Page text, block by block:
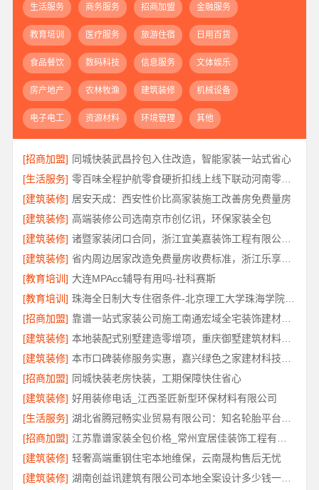
生活服务 商务服务 招商加盟 金融服务
教育培训 医疗服务 旅游住宿 日用百货
食品餐饮 数码科技 信息服务 文体娱乐
房产地产 农林牧渔 建筑装修 机械设备
电子电工 资源材料 环境管理 其他
[招商加盟] 同城快装武昌拎包入住改造，智能家装一站式省心
[生活服务]
零百味全程护航零食硬折扣线上线下联动河南零百味供应链有限公司
[建筑装修] 居安天成：西安性价比高家装施工改善房免费量房
[建筑装修] 高端装修公司选南京市创亿讯，环保家装全包
[建筑装修]
诸暨家装闭口合同，浙江宜美嘉装饰工程有限公司签前明示
[建筑装修]
省内周边居家改造免费量房收费标准，浙江乐享新材料有限公司无增项
[教育培训] 大连MPAcc辅导有用吗-社科赛斯
[教育培训]
珠海全日制大专住宿条件-北京理工大学珠海学院继教院
[招商加盟]
靠谱一站式家装公司施工南通宏域全宅装饰建材有限公司
[建筑装修]
本地装配式别墅建造零增项，重庆御墅建筑材料有限公司
[建筑装修]
[招商加盟] 同城快装老房快装，工期保障快住省心
[建筑装修] 好用装修电话_江西圣匠新型环保材料有限公司
[生活服务]
[招商加盟]
[建筑装修] 轻奢高端重钢住宅本地维保，云南晟构售后无忧
[建筑装修]
湖南创益讯建筑有限公司本地全案设计多少钱一平售后无忧